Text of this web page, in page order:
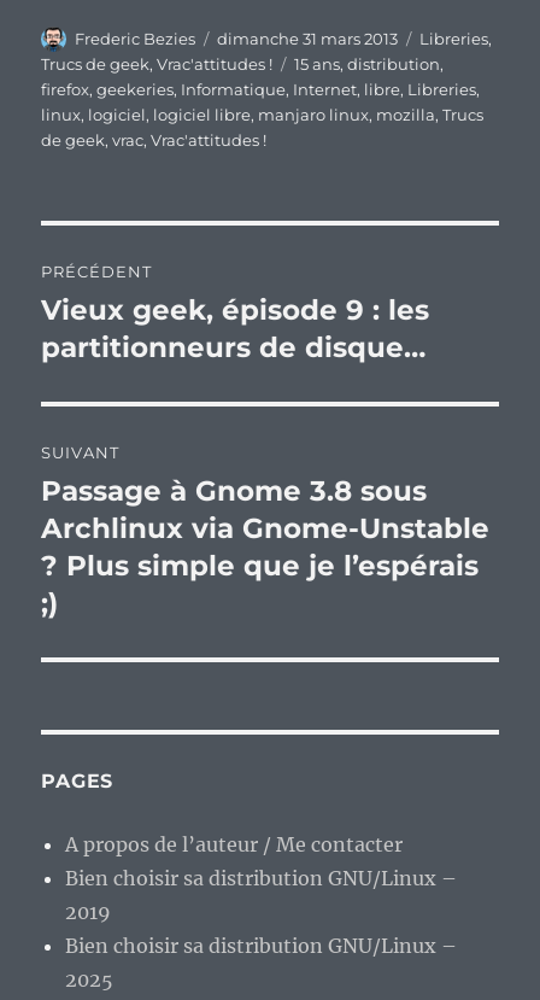
Auteur
Frederic Bezies
Publié
le
dimanche 31 mars 2013 Catégories
Libreries,
Trucs de geek,Vrac'attitudes ! Étiquettes
15 ans,distribution,
firefox,geekeries, Informatique, Internet, libre, Libreries,
linux, logiciel, logiciel libre, manjaro linux, mozilla,Trucs
de geek,vrac,Vrac'attitudes !
de
l’article
PRÉCÉDENT
Publication
précédente :
Vieux geek, épisode 9 : les
partitionneurs de disque…
SUIVANT
Publication
suivante :
Passage à Gnome 3.8 sous
Archlinux via Gnome-Unstable
? Plus simple que je l’espérais
;)
PAGES
A propos de l’auteur / Me contacter
Bien choisir sa distribution GNU/Linux –
2019
Bien choisir sa distribution GNU/Linux –
2025